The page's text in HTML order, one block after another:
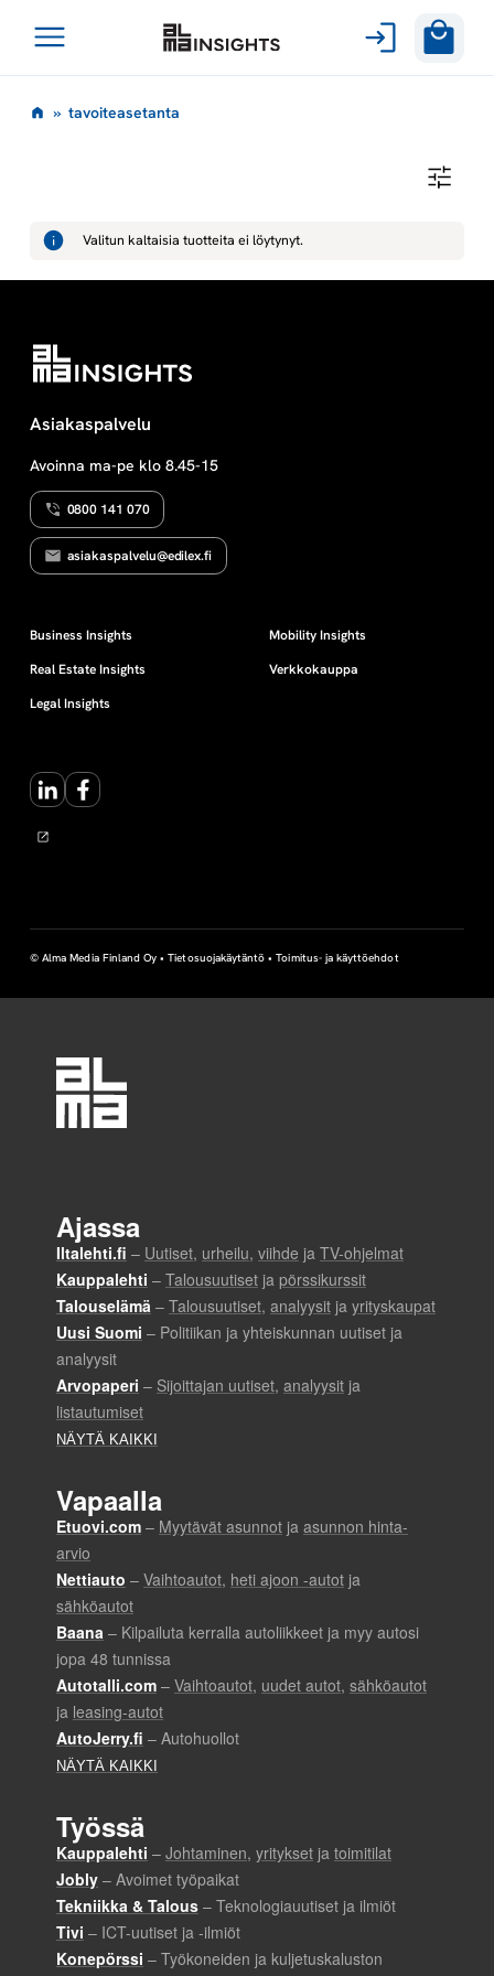
sisältöön
Avaa
t
v
o
i
t
e
a
s
t
a
n
t
a
» tavoiteasetanta
O
I
E
T
A
N
A
Valitun kaltaisia tuotteita ei löytynyt.
Asiakaspalvelu
Avoinna ma-pe klo 8.45-15
0800 141 070
asiakaspalvelu@edilex.fi
Business Insights
Real Estate Insights
Legal Insights
Mobility Insights
Verkkokauppa
LinkedInFacebook
© Alma Media Finland Oy •Tietosuojakäytäntö •Toimitus- ja käyttöehdot